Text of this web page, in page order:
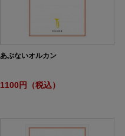
あぶないオルカン
1100円（税込）